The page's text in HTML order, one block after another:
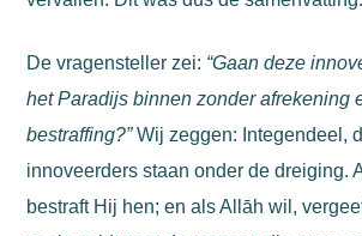
De vragensteller zei: “Gaan deze
het Paradijs binnen zonder afrekening
bestraffing?”Wij zeggen: Integendeel,
innoveerders staan onder de dreiging.
bestraft Hij hen; en als Allāh wil,